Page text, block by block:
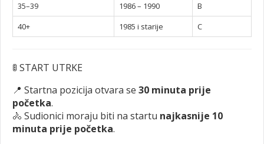
35–39
1986 – 1990
B
40+
1985 i starije C
🚦 START UTRKE
📍 Startna pozicija otvara se 30 minuta prije
početka.
🚴 Sudionici moraju biti na startu najkasnije 10
minuta prije početka.